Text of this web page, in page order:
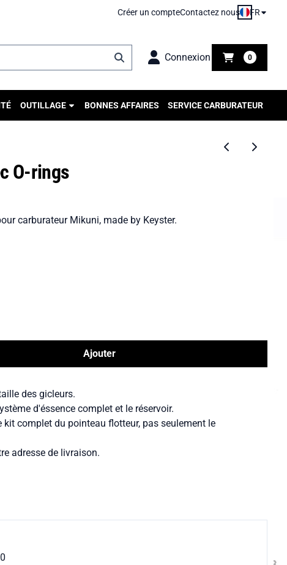
Créer un compteContactez nous FR
Connexion 0
OUTILLAGE BONNES AFFAIRES SERVICE CARBURATEUR
O-rings
carburateur Mikuni, made by Keyster.
Ajouter
des gicleurs.
d'éssence complet et le réservoir.
kit complet du pointeau flotteur, pas seulement le
adresse de livraison.